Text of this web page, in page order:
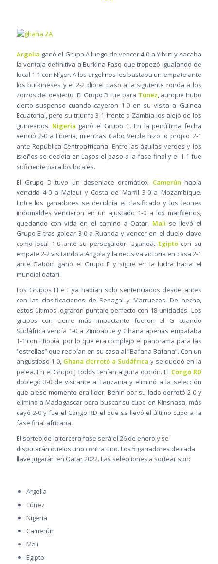
Argelia ganó el Grupo A luego de vencer 4-0 a Yibuti y sacaba
la ventaja definitiva a Burkina Faso que tropezó igualando de
local 1-1 con Níger. A los argelinos les bastaba un empate ante
los burkineses y el 2-2 dio el paso a la siguiente ronda a los
zorros del desierto. El Grupo B fue para Túnez, aunque hubo
cierto suspenso cuando cayeron 1-0 en su visita a Guinea
Ecuatorial, pero su triunfo 3-1 frente a Zambia los alejó de los
guineanos. Nigeria ganó el Grupo C. En la penúltima fecha
venció 2-0 a Liberia, mientras Cabo Verde hizo lo propio 2-1
ante República Centroafricana. Entre las águilas verdes y los
isleños se decidía en Lagos el paso a la fase final y el 1-1 fue
suficiente para los locales.
El Grupo D tuvo un desenlace dramático. Camerún había
vencido 4-0 a Malaui y Costa de Marfil 3-0 a Mozambique.
Entre los ganadores se decidiría el clasificado y los leones
indomables vencieron en un ajustado 1-0 a los marfileños,
quedando con vida en el camino a Qatar. Mali se llevó el
Grupo E tras golear 3-0 a Ruanda y vencer en el duelo clave
como local 1-0 ante su perseguidor, Uganda. Egiptocon su
empate 2-2 visitando a Angola y la decisiva victoria en casa 2-1
ante Gabón, ganó el Grupo F y sigue en la lucha hacia el
mundial qatarí.
Los Grupos H e I ya habían sido sentenciados desde antes
con las clasificaciones de Senagal y Marruecos. De hecho,
estos últimos lograron puntaje perfecto con 18 unidades. Los
grupos con cierre más impactante fueron el G cuando
Sudáfrica vencía 1-0 a Zimbabue y Ghana apenas empataba
1-1 con Etiopía, por lo que era complejo el panorama para las
“estrellas” que recibían en su casa al “Bafana Bafana”. Con un
angustioso 1-0, Ghana derrotó a Sudáfrica y se quedó en la
pelea. En el Grupo J todos tenían alguna opción. El Congo RD
doblegó 3-0 de visitante a Tanzania y eliminó a la selección
que a ese momento era líder. Benín por su lado derrotó 2-0 y
eliminó a Madagascar para buscar su cupo en Kinshasa, más
cayó 2-0 y fue el Congo RD el que se llevó el último cupo a la
fase final africana.
El sorteo de la tercera fase será el 26 de enero y se
disputarán duelos uno contra uno. Los 5 ganadores de cada
llave jugarán en Qatar 2022. Las selecciones a sortear son:
Argelia
Túnez
Nigeria
Camerún
Mali
Egipto